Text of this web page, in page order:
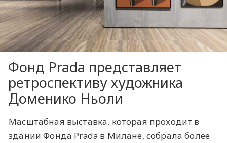
Фонд Prada представляет
ретроспективу художника
Доменико Ньоли
Масштабная выставка, которая проходит в
здании Фонда Prada в Милане, собрала более